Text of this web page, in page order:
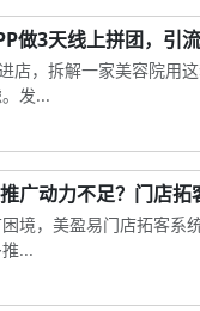
做3天线上拼团，引
店，拆解一家美容院用
发...
广动力不足？门店拓
境，美盈易门店拓客系
...